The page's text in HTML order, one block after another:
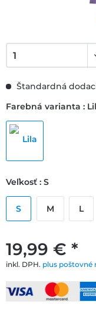
19,99 € *
inkl. DPH. plus poštovné
Štandardná
Farebná varianta :
Veľkosť : S
S M L